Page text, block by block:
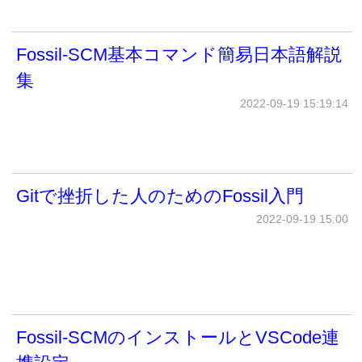
Fossil-SCM基本コマンド簡易日本語解説
集
2022-09-19 15:19:14
Gitで挫折した人のためのFossil入門
2022-09-19 15:00
Fossil-SCMのインストールとVSCode連